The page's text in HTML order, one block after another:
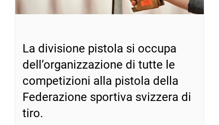
La divisione pistola si occupa
dell’organizzazione di tutte le
competizioni alla pistola della
Federazione sportiva svizzera di
tiro.